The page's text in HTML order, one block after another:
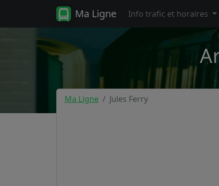
Ma Ligne Info trafic et horaires
Ma Ligne Jules Ferry